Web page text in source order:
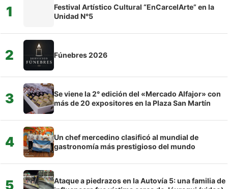
1
Festival Artístico Cultural “EnCarcelArte” en la
Unidad N°5
2 Fúnebres 2026
3
Se viene la 2° edición del «Mercado Alfajor» con
más de 20 expositores en la Plaza San Martín
4
Un chef mercedino clasificó al mundial de
gastronomía más prestigioso del mundo
5
Ataque a piedrazos en la Autovía 5: una familia de